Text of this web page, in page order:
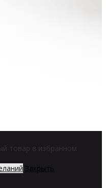
товар в избранном
Закрыть